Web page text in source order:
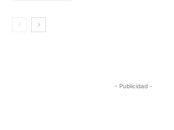
- Publicidad -